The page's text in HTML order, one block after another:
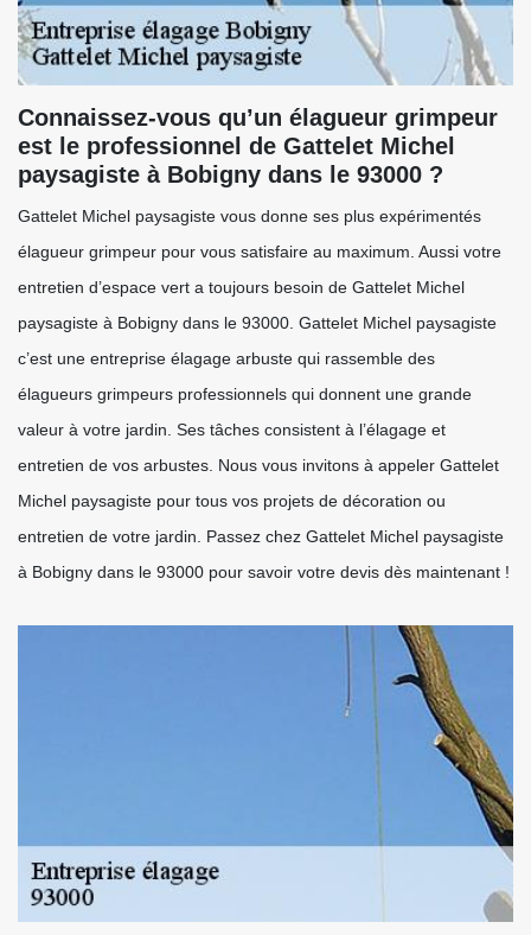
Connaissez-vous qu’un élagueur grimpeur
est le professionnel de Gattelet Michel
paysagiste à Bobigny dans le 93000 ?
Gattelet Michel paysagiste vous donne ses plus expérimentés
élagueur grimpeur pour vous satisfaire au maximum. Aussi votre
entretien d’espace vert a toujours besoin de Gattelet Michel
paysagiste à Bobigny dans le 93000. Gattelet Michel paysagiste
c’est une entreprise élagage arbuste qui rassemble des
élagueurs grimpeurs professionnels qui donnent une grande
valeur à votre jardin. Ses tâches consistent à l’élagage et
entretien de vos arbustes. Nous vous invitons à appeler Gattelet
Michel paysagiste pour tous vos projets de décoration ou
entretien de votre jardin. Passez chez Gattelet Michel paysagiste
à Bobigny dans le 93000 pour savoir votre devis dès maintenant !